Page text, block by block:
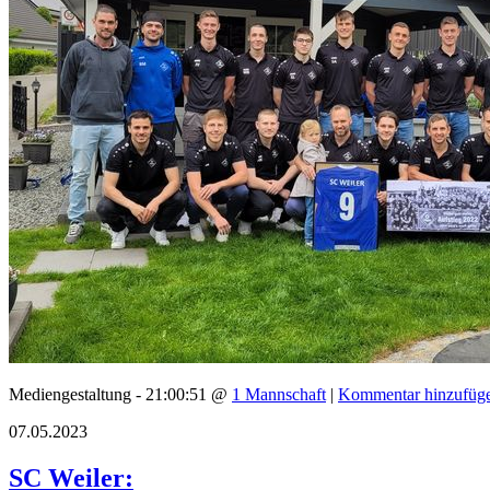
Mediengestaltung - 21:00:51 @ 1 Mannschaft | Kommentar
07.05.2023
SC Weiler: